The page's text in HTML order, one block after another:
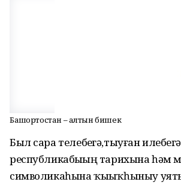
Башҡортостан – алтын бишек
Был сара телебеҙгә,тыуған
республикабыҙҙың тарихына һәм
символикаһына ҡыҙыҡһыныу